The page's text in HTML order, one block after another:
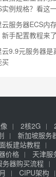
实例规格？看这
云服务器ECS内
新手配置教程来了
云9.9元服务器
2核2G
新加坡服务
板建站教程
价格
天津服
务器购买流程
CIPU架构